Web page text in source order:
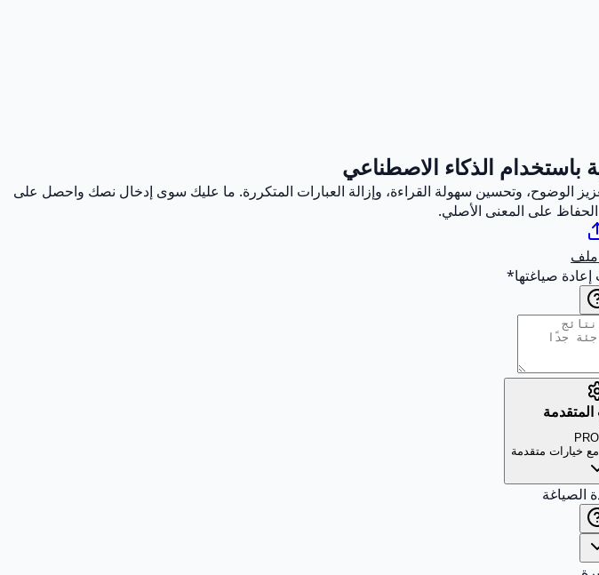
باستخدام الذكاء الاصطناعي
الوضوح، وتحسين سهولة القراءة، وإزالة العبارات المتكررة. ما عليك سوى إدخال نصك واحصل على
على المعنى الأصلي.
ملف
صياغتها*
المتقدمة
PRO
خيارات متقدمة
الصياغة